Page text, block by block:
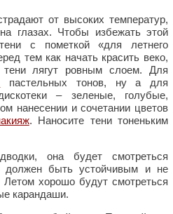
от высоких температур,
глазах. Чтобы избежать этой
тени с пометкой «для летнего
тем как начать красить веко,
тени лягут ровным слоем. Для
пастельных тонов, ну а для
– зеленые, голубые,
нанесении и сочетании цветов
. Наносите тени тоненьким
она будет смотреться
должен быть устойчивым и не
Летом хорошо будут смотреться
карандаши.